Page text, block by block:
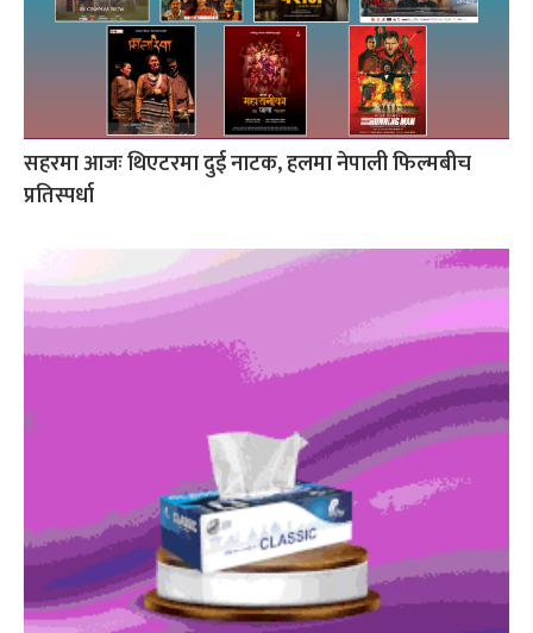
सहरमा आजः थिएटरमा दुई नाटक, हलमा नेपाली फिल्मबीच
प्रतिस्पर्धा